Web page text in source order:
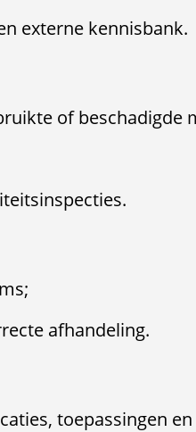
externe kennisbank.
of beschadigde
afhandeling.
toepassingen en